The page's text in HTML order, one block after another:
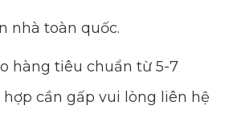
nhà toàn quốc.
hàng tiêu chuẩn từ 5-7
hợp cần gấp vui lòng liên hệ